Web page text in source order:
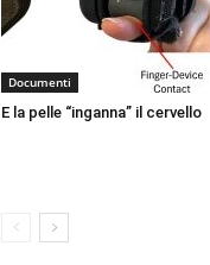
Documenti
E la pelle “inganna” il cervello